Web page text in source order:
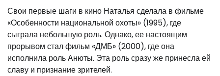
Свои первые шаги в кино Наталья сделала в фильме
«Особенности национальной охоты» (1995), где
сыграла небольшую роль. Однако, ее настоящим
прорывом стал фильм «ДМБ» (2000), где она
исполнила роль Анюты. Эта роль сразу же принесла ей
славу и признание зрителей.